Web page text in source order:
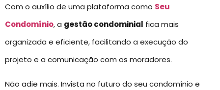
Com o auxílio de uma plataforma como Seu
Condomínio, a gestão condominial fica mais
organizada e eficiente, facilitando a execução do
projeto e a comunicação com os moradores.
Não adie mais. Invista no futuro do seu condomínio e